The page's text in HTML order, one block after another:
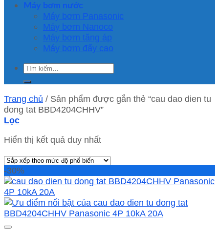
Máy bơm nước
Máy bơm Panasonic
Máy bơm Nanoco
Máy bơm tăng áp
Máy bơm đẩy cao
Tìm
kiếm:
Trang chủ / Sản phẩm được gắn thẻ “cau dao dien tu
dong tat BBD4204CHHV”
Lọc
Hiển thị kết quả duy nhất
-30%